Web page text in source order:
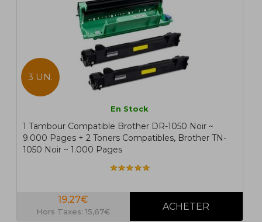
3 UN.
En Stock
1 Tambour Compatible Brother DR-1050 Noir ~
9.000 Pages + 2 Toners Compatibles, Brother TN-
1050 Noir ~ 1.000 Pages
19,27€
Hors Taxes: 15,67€